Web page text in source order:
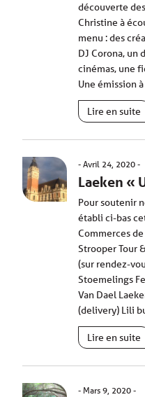
découverte
Christine à
menu : des
DJ Corona, un
cinémas, une
Une émission
Lire en suite
Avril 24, 2020
Laeken «
Pour soutenir
établi ci-bas
Commerces
Strooper Tour
(sur rendez-
Stoemelings
Van Dael
(delivery) Lili
Lire en suite
Mars 9, 2020